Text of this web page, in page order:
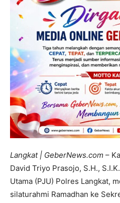
Langkat | GeberNews.com –
David Triyo Prasojo, S.H.,
Utama (PJU) Polres Langkat,
silaturahmi Ramadhan ke